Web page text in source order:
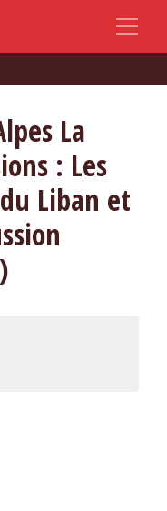
La
: Les
Liban et